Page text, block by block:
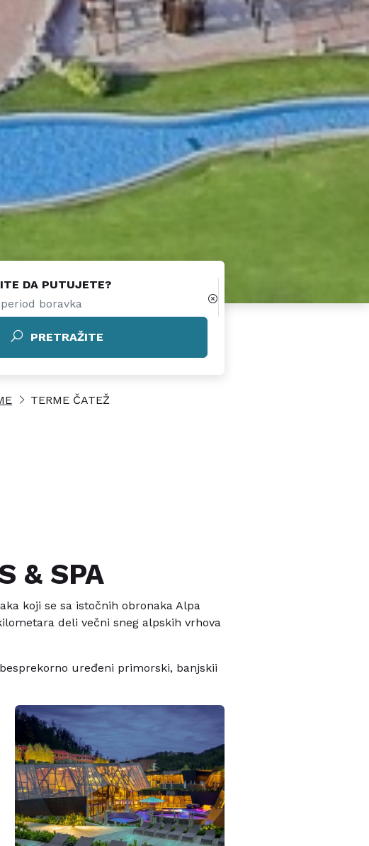
DA PUTUJETE?
PRETRAŽITE
TERME ČATEŽ
& SPA
koji se sa istočnih obronaka Alpa
deli večni sneg alpskih vrhova
uređeni primorski, banjskii